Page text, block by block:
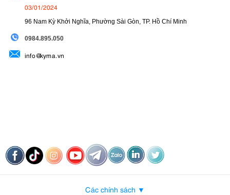
03/01/2024
96 Nam Kỳ Khởi Nghĩa, Phường Sài Gòn, TP. Hồ Chí Minh
0984.895.050
info@kyma.vn
Các chính sách ▼